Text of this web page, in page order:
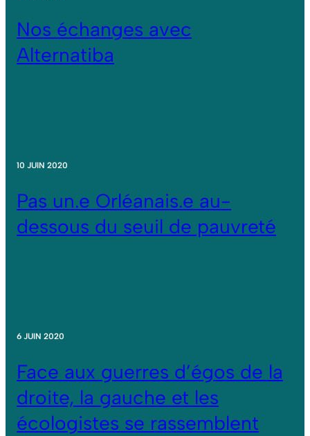
Nos échanges avec
Alternatiba
10 JUIN 2020
Pas un.e Orléanais.e au-
dessous du seuil de pauvreté
6 JUIN 2020
Face aux guerres d’égos de la
droite, la gauche et les
écologistes se rassemblent